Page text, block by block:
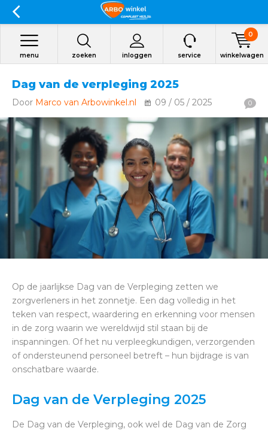
zoeken inloggen
menu service winkelwagen
0
Dag van de verpleging 2025
Door Marco van Arbowinkel.nl 09 / 05 / 2025 0
Op de jaarlijkse Dag van de Verpleging zetten we
zorgverleners in het zonnetje. Een dag volledig in het
teken van respect, waardering en erkenning voor mensen
in de zorg waarin we wereldwijd stil staan bij de
inspanningen. Of het nu verpleegkundigen, verzorgenden
of ondersteunend personeel betreft – hun bijdrage is van
onschatbare waarde.
Dag van de Verpleging 2025
De Dag van de Verpleging, ook wel de Dag van de Zorg